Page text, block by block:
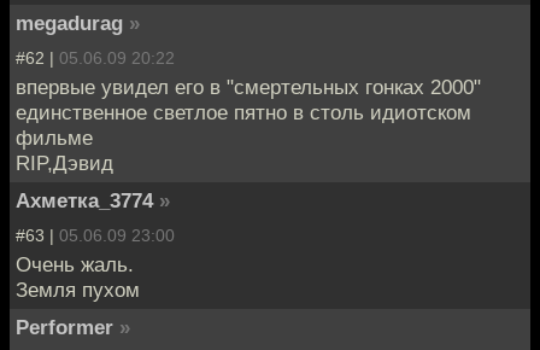
megadurag »
#62 | 05.06.09 20:22
впервые увидел его в "смертельных гонках 2000"
единственное светлое пятно в столь идиотском
фильме
RIP,Дэвид
Ахметка_3774 »
#63 | 05.06.09 23:00
Очень жаль.
Земля пухом
Performer »